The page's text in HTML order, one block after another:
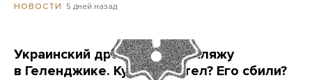
НОВОСТИ 5 дней назад
Украинский дрон попал по пляжу
в Геленджике. Куда он летел? Его сбили?